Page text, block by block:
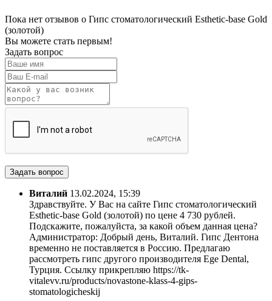
Пока нет отзывов о Гипс стоматологический Esthetic-base Gold
(золотой)
Вы можете стать первым!
Задать вопрос
Виталий 13.02.2024, 15:39
Здравствуйте. У Вас на сайте Гипс стоматологический
Esthetic-base Gold (золотой) по цене 4 730 рублей.
Подскажите, пожалуйста, за какой объем данная цена?
Администратор: Добрый день, Виталий. Гипс Дентона
временно не поставляется в Россию. Предлагаю
рассмотреть гипс другого производителя Ege Dental,
Турция. Ссылку прикрепляю https://tk-
vitalevv.ru/products/novastone-klass-4-gips-
stomatologicheskij